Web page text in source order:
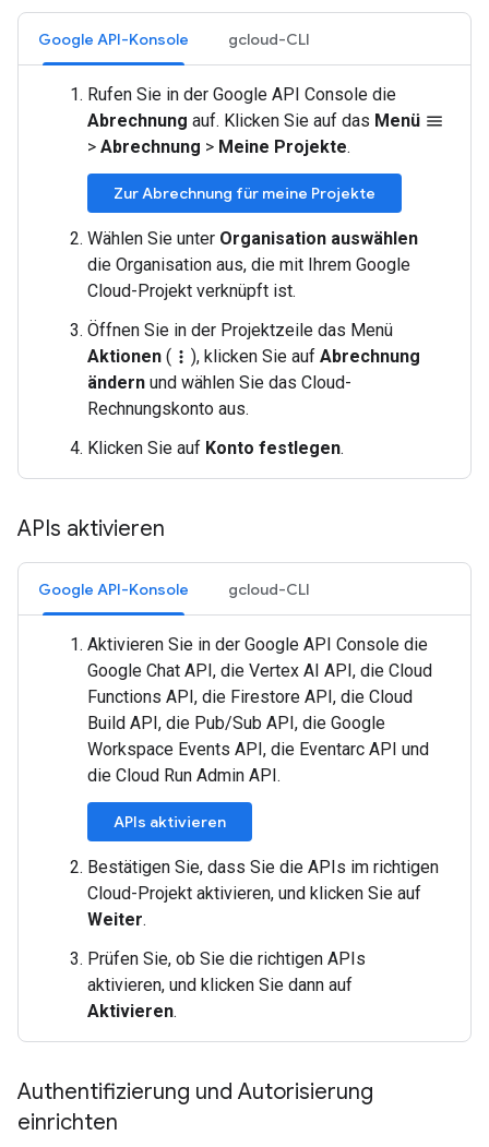
Google API-Konsole gcloud-CLI
Rufen Sie in der Google API Console die
Abrechnung auf. Klicken Sie auf das Menü menu
> Abrechnung > Meine Projekte.
Zur Abrechnung für meine Projekte
Wählen Sie unter Organisation auswählen
die Organisation aus, die mit Ihrem Google
Cloud-Projekt verknüpft ist.
Öffnen Sie in der Projektzeile das Menü
Aktionen ( more_vert ), klicken Sie auf Abrechnung
ändern und wählen Sie das Cloud-
Rechnungskonto aus.
Klicken Sie auf Konto festlegen.
APIs aktivieren
Google API-Konsole gcloud-CLI
Aktivieren Sie in der Google API Console die
Google Chat API, die Vertex AI API, die Cloud
Functions API, die Firestore API, die Cloud
Build API, die Pub/Sub API, die Google
Workspace Events API, die Eventarc API und
die Cloud Run Admin API.
APIs aktivieren
Bestätigen Sie, dass Sie die APIs im richtigen
Cloud-Projekt aktivieren, und klicken Sie auf
Weiter.
Prüfen Sie, ob Sie die richtigen APIs
aktivieren, und klicken Sie dann auf
Aktivieren.
Authentifizierung und Autorisierung
einrichten